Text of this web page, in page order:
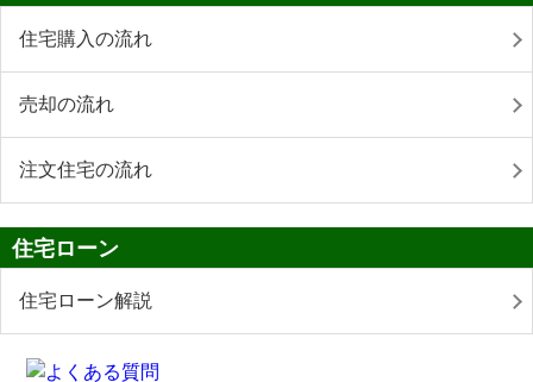
住宅購入の流れ
売却の流れ
注文住宅の流れ
住宅ローン
住宅ローン解説